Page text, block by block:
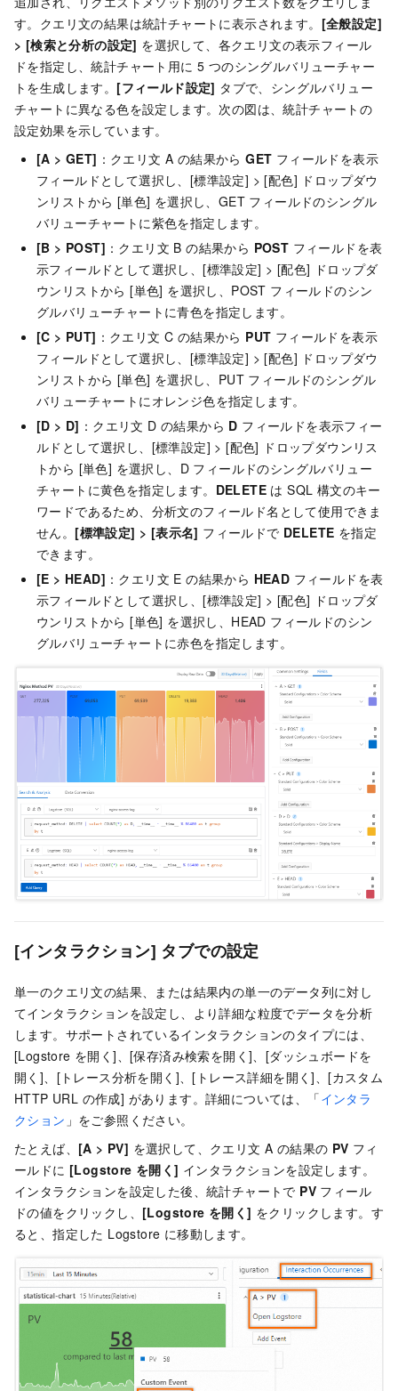
す。クエリ文の結果は統計チャートに表示されます。 [全般設定]
> [検索と分析の設定] を選択して、各クエリ文の表示フィール
ドを指定し、統計チャート用に 5 つのシングルバリューチャー
トを生成します。 [フィールド設定] タブで、シングルバリュー
チャートに異なる色を設定します。次の図は、統計チャートの
設定効果を示しています。
[A > GET] ：クエリ文 A の結果からGET フィールドを表示
フィールドとして選択し、[標準設定] > [配色] ドロップダウ
ンリストから [単色] を選択し、GET フィールドのシングル
バリューチャートに紫色を指定します。
[B > POST] ：クエリ文 B の結果から POST フィールドを表
示フィールドとして選択し、[標準設定] > [配色] ドロップダ
ウンリストから [単色] を選択し、POST フィールドのシン
グルバリューチャートに青色を指定します。
[C > PUT] ：クエリ文 C の結果から PUT フィールドを表示
フィールドとして選択し、[標準設定] > [配色] ドロップダウ
ンリストから [単色] を選択し、PUT フィールドのシングル
バリューチャートにオレンジ色を指定します。
[D > D] ：クエリ文 D の結果から D フィールドを表示フィー
ルドとして選択し、[標準設定] > [配色] ドロップダウンリス
トから [単色] を選択し、D フィールドのシングルバリュー
チャートに黄色を指定します。 DELETE は SQL 構文のキー
ワードであるため、分析文のフィールド名として使用できま
せん。 [標準設定] > [表示名] フィールドで DELETE を指定
できます。
[E > HEAD] ：クエリ文 E の結果から HEAD フィールドを表
示フィールドとして選択し、[標準設定] > [配色] ドロップダ
ウンリストから [単色] を選択し、HEAD フィールドのシン
グルバリューチャートに赤色を指定します。
[インタラクション] タブでの設定
単一のクエリ文の結果、または結果内の単一のデータ列に対し
てインタラクションを設定し、より詳細な粒度でデータを分析
します。サポートされているインタラクションのタイプには、
[Logstore を開く]、[保存済み検索を開く]、[ダッシュボードを
開く]、[トレース分析を開く]、[トレース詳細を開く]、[カスタム
HTTP URL の作成] があります。詳細については、「インタラ
クション 」をご参照ください。
たとえば、 [A > PV] を選択して、クエリ文 A の結果の PV フィ
ールドに [Logstore を開く] インタラクションを設定します。
インタラクションを設定した後、統計チャートで PV フィール
ドの値をクリックし、 [Logstore を開く] をクリックします。す
ると、指定した Logstore に移動します。